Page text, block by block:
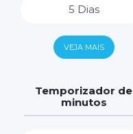
5 Dias
6 Dias
VEJA MAIS
Temporizador de
minutos